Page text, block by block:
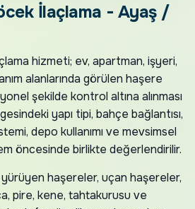
İlaçlama - Ayaş /
hizmeti; ev, apartman, işyeri,
alanlarında görülen haşere
şekilde kontrol altına alınması
yapı tipi, bahçe bağlantısı,
depo kullanımı ve mevsimsel
öncesinde birlikte değerlendirilir.
haşereler, uçan haşereler,
pire, kene, tahtakurusu ve